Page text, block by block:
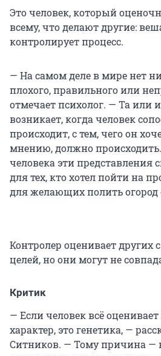
Это человек, который
всему, что делают другие:
контролирует процесс.
— На самом деле в мире нет
плохого, правильного или
отмечает психолог. — Та или
возникает, когда человек
происходит, с тем, чего он
мнению, должно
человека эти представления
для тех, кто хотел пойти на
для желающих полить
Контролер оценивает других
целей, но они могут не
Критик
— Если человек всё
характер, это генетика, —
Ситников. — Тому причина —